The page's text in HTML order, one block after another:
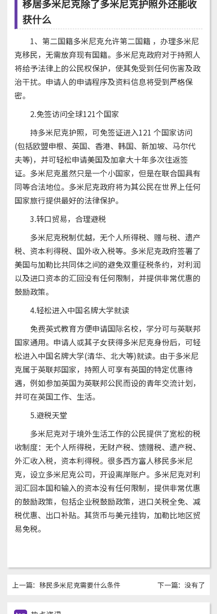
移居多米尼克除了多米尼克护照外还能收
获什么
1、第二国籍多米尼克允许第二国籍 ，办理多米尼
克移民，无需放弃现有国籍。多米尼克政府对于持照人
将给予法律上的公民权保护，使其免受到任何伤害及政
治干扰。申请人的申请程序及资料信息将受到严格保
密。
2.免签访问全球121个国家
持多米尼克护照，可免签证进入121 个国家访问
(包括欧盟申根、英国、香港、韩国、新加坡、马尔代
夫等)，并可轻松申请美国及加拿大十年多次往返签
证。多米尼克虽然只是一个小国家，但是在联合国具有
同等合法地位。多米尼克政府将为其公民在世界上任何
国家旅行提供最好的法律保护。
3.转口贸易，合理避税
多米尼克税制优越，无个人所得税、赠与税、遗产
税、资本利得税、国外收入税等。多米尼克政府签署了
美国与加勒比共同体之间的避免双重征税条约，对利润
以及进口资本的汇回没有任何限制，并提供非常优惠的
鼓励政策。
4.轻松进入中国名牌大学就读
免费英式教育方便申请国际名校，学分可与英联邦
国家通用。申请人或其子女获得多米尼克身份后，可轻
松进入中国名牌大学(清华、北大等)就读。由于多米尼
克属于英联邦国家，持照人可享有英国的特定优惠待
遇，例如参加英国为英联邦公民而设的青年交流计划，
并可在英国工作、生活。
5.避税天堂
多米尼克对于境外生活工作的公民提供了宽松的税
收制度：无个人所得税，无财产税、馈赠税、遗产税、
外汇收入税，资本利得税。很多西方富人移民多米尼
克，设立多米尼克公司，开设离岸账户。多米尼克对利
润汇回本国和输入的资本没有任何限制，提供非常优惠
的鼓励政策，包括企业税鼓励政策，进口关税全免、减
税优惠、出口补贴。其货币与美元挂钩，加勒比地区贸
易免税。
上一篇： 移民多米尼克需要什么条件 下一篇：没有了